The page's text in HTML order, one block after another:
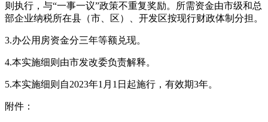
则执行，与“一事一议”政策不重复奖励。所需资金由市级和总
部企业纳税所在县（市、区）、开发区按现行财政体制分担。
3.办公用房资金分三年等额兑现。
4.本实施细则由市发改委负责解释。
5.本实施细则自2023年1月1日起施行，有效期3年。
附件：